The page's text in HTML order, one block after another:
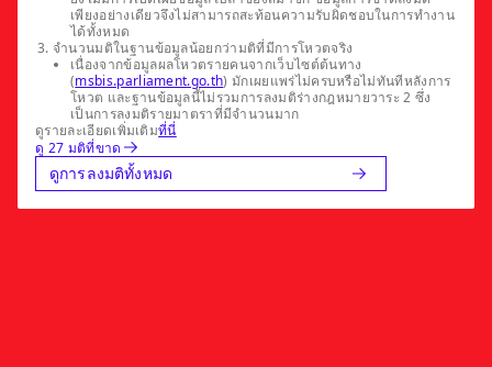
เพียงอย่างเดียวจึงไม่สามารถสะท้อนความรับผิดชอบในการทำงาน
ได้ทั้งหมด
จำนวนมติในฐานข้อมูลน้อยกว่ามติที่มีการโหวตจริง
เนื่องจากข้อมูลผลโหวตรายคนจากเว็บไซต์ต้นทาง
(msbis.parliament.go.th) มักเผยแพร่ไม่ครบหรือไม่ทันทีหลังการ
โหวต และฐานข้อมูลนี้ไม่รวมการลงมติร่างกฎหมายวาระ 2 ซึ่ง
เป็นการลงมติรายมาตราที่มีจำนวนมาก
ดูรายละเอียดเพิ่มเติมที่นี่
ดู 27 มติที่ขาด
ดูการลงมติทั้งหมด